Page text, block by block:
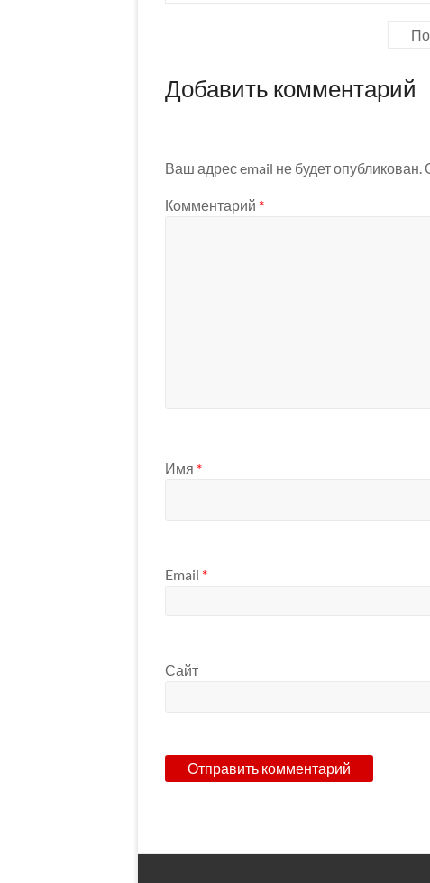
Добавить комментарий
Ваш адрес email не будет опубликован.
Комментарий *
Имя *
Email *
Сайт